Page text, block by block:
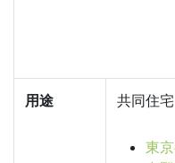
用途 共同住宅
東